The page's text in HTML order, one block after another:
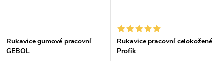
Rukavice gumové pracovní
GEBOL
Rukavice pracovní celokožené
Profík